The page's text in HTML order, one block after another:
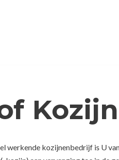
werkende kozijnenbedrijf is U